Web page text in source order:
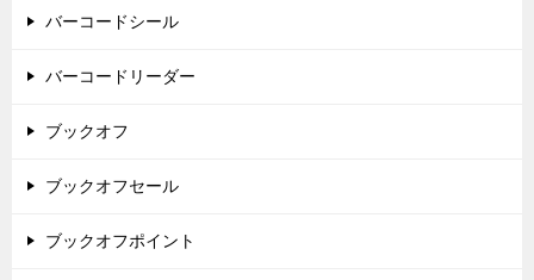
バーコードシール
バーコードリーダー
ブックオフ
ブックオフセール
ブックオフポイント